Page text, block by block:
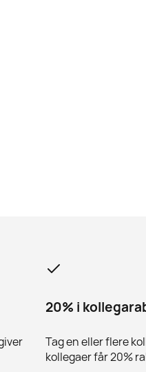
20% i
Tag en eller flere
kollegaer får 20%